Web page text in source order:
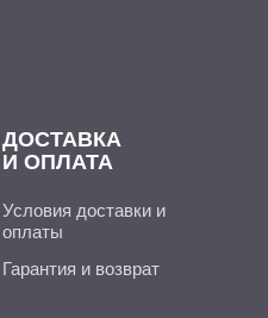
ДОСТАВКА
И ОПЛАТА
Условия доставки и
оплаты
Гарантия и возврат